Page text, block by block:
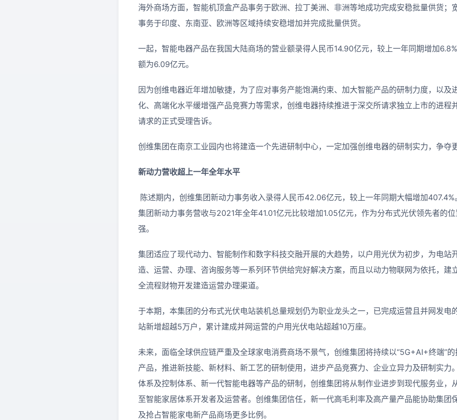
海外商场方面，智能机顶盒产品事务于欧洲、拉丁美洲、非洲等地成功完成安稳批量供货；
事务于印度、东南亚、欧洲等区域持续安稳增加并完成批量供货。
一起，智能电器产品在我国大陆商场的营业额录得人民币14.90亿元，较上一年同期增加
额为6.09亿元。
因为创维电器近年增加敏捷，为了应对事务产能饱满约束、加大智能产品的研制力度，以及
化、高端化水平缓增强产品竞赛力等需求，创维电器持续推进于深交所请求独立上市的进程
请求的正式受理告诉。
创维集团在南京工业园内也将建造一个先进研制中心，一定加强创维电器的研制实力，争夺
新动力营收超上一年全年水平
陈述期内，创维集团新动力事务收入录得人民币42.06亿元，较上一年同期大幅增加
集团新动力事务营收与2021年全年41.01亿元比较增加1.05亿元，作为分布式光伏领先者的
强。
集团适应了现代动力、智能制作和数字科技交融开展的大趋势，以户用光伏为初步，为电站
造、运营、办理、咨询服务等一系列环节供给完好解决方案，而且以动力物联网为依托，建
全流程财物开发建造运营办理渠道。
于本期，本集团的分布式光伏电站装机总量规划仍为职业龙头之一，已完成运营且并网发电
站新增超越5万户，累计建成并网运营的户用光伏电站超越10万座。
未来，面临全球供应链严重及全球家电消费商场不景气，创维集团将持续以“5G+AI+终端”
产品，推进新技能、新材料、新工艺的研制使用，进步产品竞赛力、企业立异力及研制实力
体系及控制体系、新一代智能电器等产品的研制，创维集团将从制作业进步到现代服务业，
至智能家居体系开发者及运营者。创维集团信任，新一代高毛利率及高产量产品能协助集团
及抢占智能家电新产品商场更多比例。